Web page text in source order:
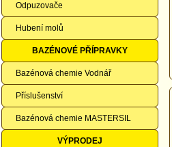
Odpuzovače
Hubení molů
BAZÉNOVÉ PŘÍPRAVKY
Bazénová chemie Vodnář
Příslušenství
Bazénová chemie MASTERSIL
VÝPRODEJ